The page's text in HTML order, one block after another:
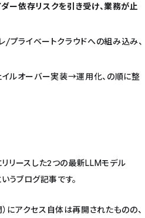
ー依存リスクを引き受け、業務が止
/プライベートクラウドへの組み込み、
ルオーバー実装→運用化、の順に整
リースした2つの最新LLMモデル
ブログ記事です。
アクセス自体は再開されたものの、